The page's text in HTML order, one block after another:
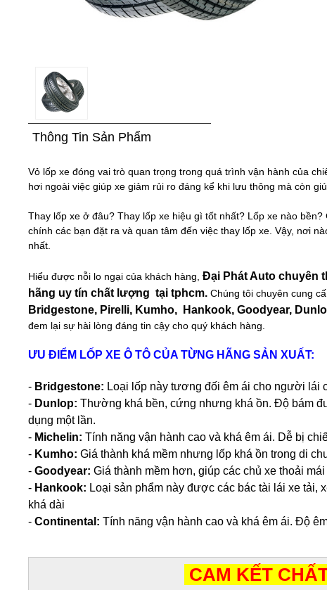
Thông Tin Sản Phẩm
Vỏ lốp xe đóng vai trò quan trọng trong quá trình vận hành của
hơi ngoài việc giúp xe giảm rủi ro đáng kể khi lưu thông mà còn
Thay lốp xe ở đâu? Thay lốp xe hiệu gì tốt nhất? Lốp xe nào
chính các bạn đặt ra và quan tâm đến việc thay lốp xe. Vậy, nơi
nhất.
Hiểu được nỗi lo ngại của khách hàng,Đại Phát Auto chuyên
hãng uy tín chất lượng tại tphcm. Chúng tôi chuyên cung
Bridgestone, Pirelli, Kumho, Hankook, Goodyear,
đem lại sự hài lòng đáng tin cậy cho quý khách hàng.
ƯU ĐIỂM LỐP XE Ô TÔ CỦA TỪNG HÃNG SẢN XUẤT:
- Bridgestone: Loại lốp này tương đối êm ái cho người lái
- Dunlop:Thường khá bền, cứng nhưng khá ồn. Độ bám
dụng một lần.
- Michelin: Tính năng vận hành cao và khá êm ái. Dễ bị
- Kumho:Giá thành khá mềm nhưng lốp khá ồn trong di
-Goodyear:Giá thành mềm hơn, giúp các chủ xe thoải
- Hankook: Loại sản phẩm này được các bác tài lái xe tải,
khá dài
-Continental:Tính năng vận hành cao và khá êm ái. Độ
CAM KẾT